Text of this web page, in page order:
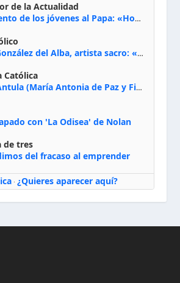
de la Actualidad
El agradecimiento de los jóvenes al Papa: «Hoy nos sentimos Iglesia»
José Ricardo González del Alba, artista sacro: «Yo oro, hablo con Dios, le pido al Espíritu Santo su inspiración y siempre pinto rezando el rosario para que sea Él quien actúe a través de mis manos»
Católica
Santa Mama Antula (María Antonia de Paz y Figueroa)
con 'La Odisea' de Nolan
de tres
del fracaso al emprender
· ¿Quieres aparecer aquí?